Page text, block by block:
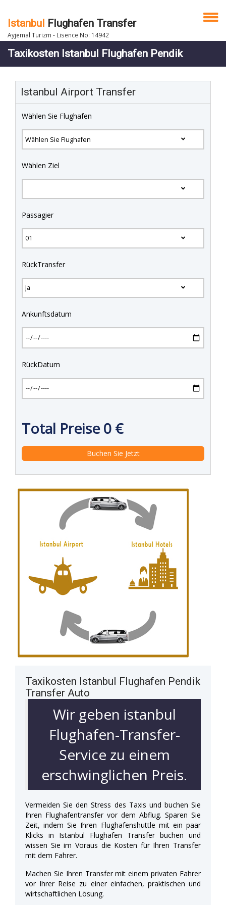
Istanbul Flughafen Transfer
Ayjemal Turizm - Lisence No: 14942
Taxikosten Istanbul Flughafen Pendik
Istanbul Airport Transfer
Wählen Sie Flughafen
Wählen Ziel
Passagier
RückTransfer
Ankunftsdatum
RückDatum
Total Preise0 €
Taxikosten Istanbul Flughafen Pendik
Transfer Auto
Wir geben istanbul
Flughafen-Transfer-
Service zu einem
erschwinglichen Preis.
Vermeiden Sie den Stress des Taxis und buchen Sie
Ihren Flughafentransfer vor dem Abflug. Sparen Sie
Zeit, indem Sie Ihren Flughafenshuttle mit ein paar
Klicks in Istanbul Flughafen Transfer buchen und
wissen Sie im Voraus die Kosten für Ihren Transfer
mit dem Fahrer.
Machen Sie Ihren Transfer mit einem privaten Fahrer
vor Ihrer Reise zu einer einfachen, praktischen und
wirtschaftlichen Lösung.